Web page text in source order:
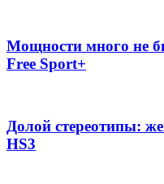
Мощности много не
Free Sport+
Долой стереотипы:
HS3